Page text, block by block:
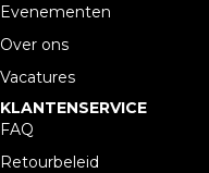
Evenementen
Over ons
Vacatures
KLANTENSERVICE
FAQ
Retourbeleid